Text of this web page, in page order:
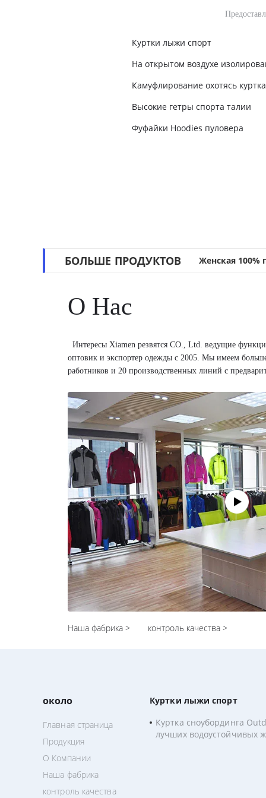
Куртки лыжи спорт
На открытом воздухе
Камуфлирование охотясь куртка
Высокие гетры спорта талии
Фуфайки Hoodies пуловера
БОЛЬШЕ ПРОДУКТОВ Женская 100%
О Нас
Интересы Xiamen резвятся CO., Ltd. ведущие
оптовик и экспортер одежды с 2005. Мы имеем
работников и 20 производственных линий с
как Феникс, Колумбия, северная сторона, 4F, Джек
Наша фабрика > контроль качества >
около
Главная страница
Продукция
О Компании
Наша фабрика
контроль качества
Куртки лыжи спорт
Куртка сноубординга
лучших водоустойчивых